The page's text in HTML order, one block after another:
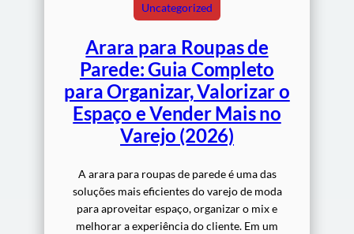
Uncategorized
Arara para Roupas de
Parede: Guia Completo
para Organizar, Valorizar o
Espaço e Vender Mais no
Varejo (2026)
A arara para roupas de parede é uma das
soluções mais eficientes do varejo de moda
para aproveitar espaço, organizar o mix e
melhorar a experiência do cliente. Em um